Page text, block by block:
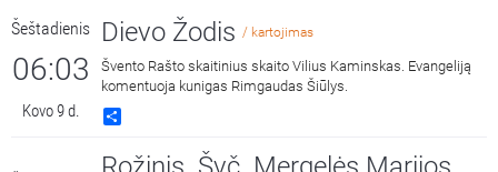
numirusių.
Šeštadienis
06:03
Kovo 9 d.
Dievo Žodis / kartojimas
Švento Rašto skaitinius skaito Vilius Kaminskas. Evangeliją
komentuoja kunigas Rimgaudas Šiūlys.